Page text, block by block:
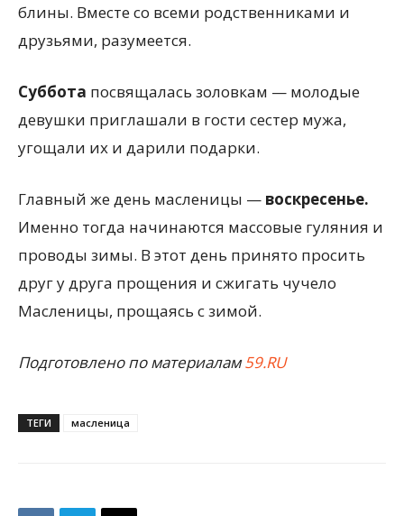
блины. Вместе со всеми родственниками и
друзьями, разумеется.
Суббота посвящалась золовкам — молодые
девушки приглашали в гости сестер мужа,
угощали их и дарили подарки.
Главный же день масленицы — воскресенье.
Именно тогда начинаются массовые гуляния и
проводы зимы. В этот день принято просить
друг у друга прощения и сжигать чучело
Масленицы, прощаясь с зимой.
Подготовлено по материалам59.RU
ТЕГИ масленица